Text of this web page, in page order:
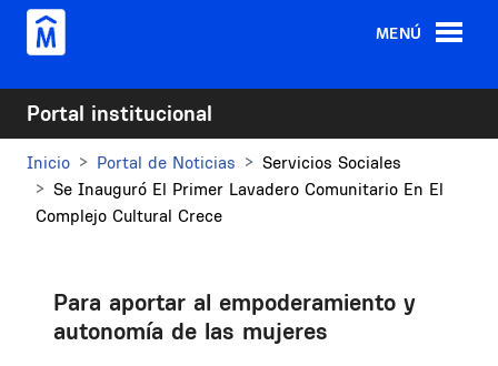
Pasar al contenido principal
MENÚ
Portal institucional
Inicio Portal de Noticias
Servicios Sociales
Se Inauguró El Primer Lavadero Comunitario En El
Complejo Cultural Crece
Para aportar al empoderamiento y
autonomía de las mujeres